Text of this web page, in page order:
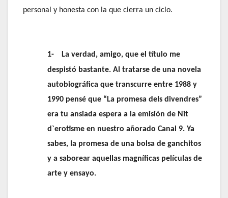
personal y honesta con la que cierra un ciclo.
1-
La verdad, amigo, que el título me
despistó bastante. Al tratarse de una novela
autobiográfica que transcurre entre 1988 y
1990 pensé que “La promesa dels divendres”
era tu ansiada espera a la emisión de Nit
d`erotisme en nuestro añorado Canal 9. Ya
sabes, la promesa de una bolsa de ganchitos
y a saborear aquellas magníficas películas de
arte y ensayo.